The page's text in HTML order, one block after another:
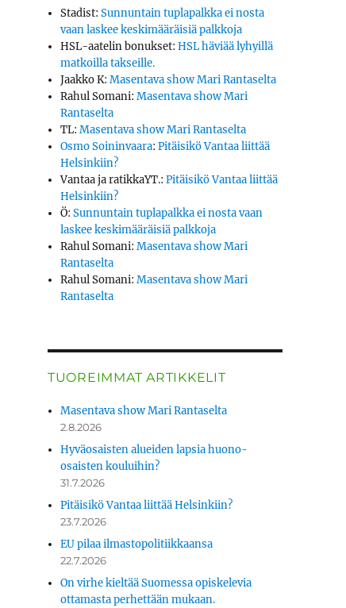
Stadist:Sunnuntain tuplapalkka ei nosta
vaan laskee keskimääräisiä palkkoja
HSL-aatelin bonukset:HSL häviää lyhyillä
matkoilla takseille.
Jaakko K:Masentava show Mari Rantaselta
Rahul Somani:Masentava show Mari
Rantaselta
TL:Masentava show Mari Rantaselta
Osmo Soininvaara:Pitäisikö Vantaa liittää
Helsinkiin?
Vantaa ja ratikkaYT.:Pitäisikö Vantaa liittää
Helsinkiin?
Ö:Sunnuntain tuplapalkka ei nosta vaan
laskee keskimääräisiä palkkoja
Rahul Somani:Masentava show Mari
Rantaselta
Rahul Somani:Masentava show Mari
Rantaselta
TUOREIMMAT ARTIKKELIT
Masentava show Mari Rantaselta
2.8.2026
Hyväosaisten alueiden lapsia huono-
osaisten kouluihin?
31.7.2026
Pitäisikö Vantaa liittää Helsinkiin?
23.7.2026
EU pilaa ilmastopolitiikkaansa
22.7.2026
On virhe kieltää Suomessa opiskelevia
ottamasta perhettään mukaan.